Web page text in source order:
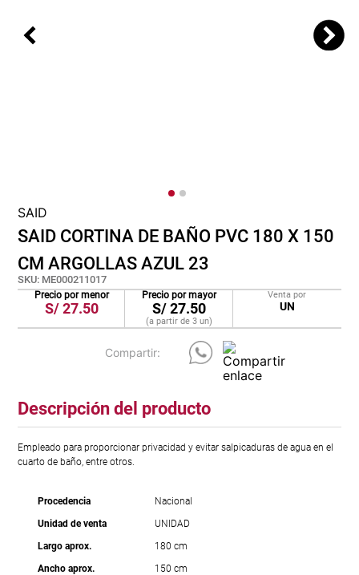
SAID
SAID CORTINA DE BAÑO PVC 180 X 150
CM ARGOLLAS AZUL 23
SKU: ME000211017
Precio por menor
S/27.50
Precio por mayor
S/27.50
(a partir de 3 un)
Venta por
UN
Descripción del producto
Empleado para proporcionar privacidad y evitar salpicaduras de agua en el
cuarto de baño, entre otros.
Procedencia
Nacional
Unidad de venta
UNIDAD
Largo aprox.
180 cm
Ancho aprox.
150 cm
tela